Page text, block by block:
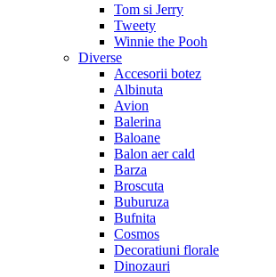
Tom si Jerry
Tweety
Winnie the Pooh
Diverse
Accesorii botez
Albinuta
Avion
Balerina
Baloane
Balon aer cald
Barza
Broscuta
Buburuza
Bufnita
Cosmos
Decoratiuni florale
Dinozauri